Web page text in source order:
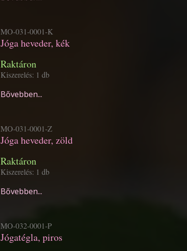
MO-031-0001-K
Jóga heveder, kék
Raktáron
Kiszerelés: 1 db
Bővebben...
MO-031-0001-Z
Jóga heveder, zöld
Raktáron
Kiszerelés: 1 db
Bővebben...
MO-032-0001-P
Jógatégla, piros